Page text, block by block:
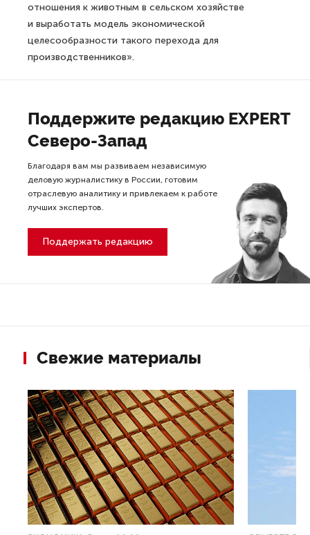
отношения к животным в сельском хозяйстве
и выработать модель экономической
целесообразности такого перехода для
производственников».
Поддержите редакцию EXPERT
Северо-Запад
Благодаря вам мы развиваем независимую
деловую журналистику в России, готовим
отраслевую аналитику и привлекаем к работе
лучших экспертов.
Поддержать редакцию
Свежие материалы